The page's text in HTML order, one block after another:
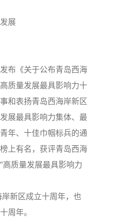
展
布《关于公布青岛西海
质量发展最具影响力十
和表扬青岛西海岸新区
展最具影响力集体、最
年、十佳巾帼标兵的通
上有名，获评青岛西海
高质量发展最具影响力
新区成立十周年，也
周年。